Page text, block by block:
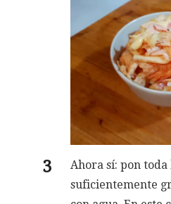
Ahora sí: pon
suficientemente